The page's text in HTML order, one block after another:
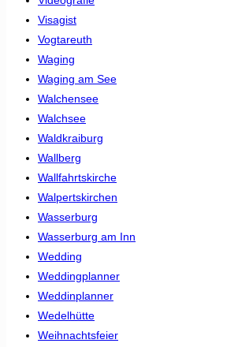
Visagist
Vogtareuth
Waging
Waging am See
Walchensee
Walchsee
Waldkraiburg
Wallberg
Wallfahrtskirche
Walpertskirchen
Wasserburg
Wasserburg am Inn
Wedding
Weddingplanner
Weddinplanner
Wedelhütte
Weihnachtsfeier